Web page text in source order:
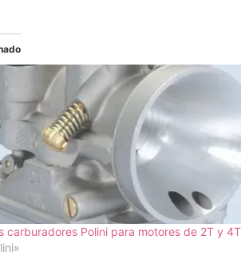
carburadores Polini para motores de 2T y 4T